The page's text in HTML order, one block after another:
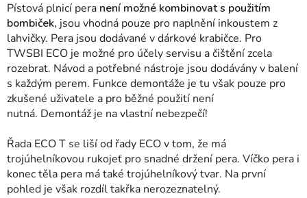
Pístová plnicí pera není možné kombinovat s použitím
bombiček, jsou vhodná pouze pro naplnění inkoustem z
lahvičky. Pera jsou dodávané v dárkové krabičce. Pro
TWSBI ECO je možné pro účely servisu a čištění zcela
rozebrat. Návod a potřebné nástroje jsou dodávány v balení
s každým perem. Funkce demontáže je tu však pouze pro
zkušené uživatele a pro běžné použití není
nutná. Demontáž je na vlastní nebezpečí!
Řada ECO T se liší od řady ECO v tom, že má
trojúhelníkovou rukojeť pro snadné držení pera. Víčko pera i
konec těla pera má také trojúhelníkový tvar. Na první
pohled je však rozdíl takřka nerozeznatelný.